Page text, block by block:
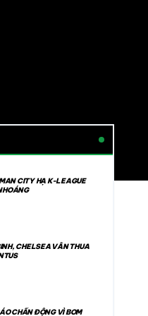
CITY HẠ K-LEAGUE
CHELSEA VẪN THUA
CHẤN ĐỘNG VÌ BOM